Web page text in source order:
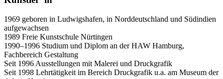
1969 geboren in Ludwigshafen, in Norddeutschland und Südindien
aufgewachsen
1989 Freie Kunstschule Nürtingen
1990–1996 Studium und Diplom an der HAW Hamburg,
Fachbereich Gestaltung
Seit 1996 Ausstellungen mit Malerei und Druckgrafik
Seit 1998 Lehrtätigkeit im Bereich Druckgrafik u.a. am Museum der